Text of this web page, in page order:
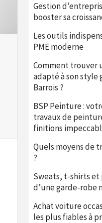
Gestion
booster sa
Les outils
PME moderne
Comment trouver
adapté à son style
Barrois ?
BSP Peinture :
travaux de
finitions
Quels moyens de
?
Sweats, t-shirts et
d’une garde-robe
Achat voiture
les plus fiables à